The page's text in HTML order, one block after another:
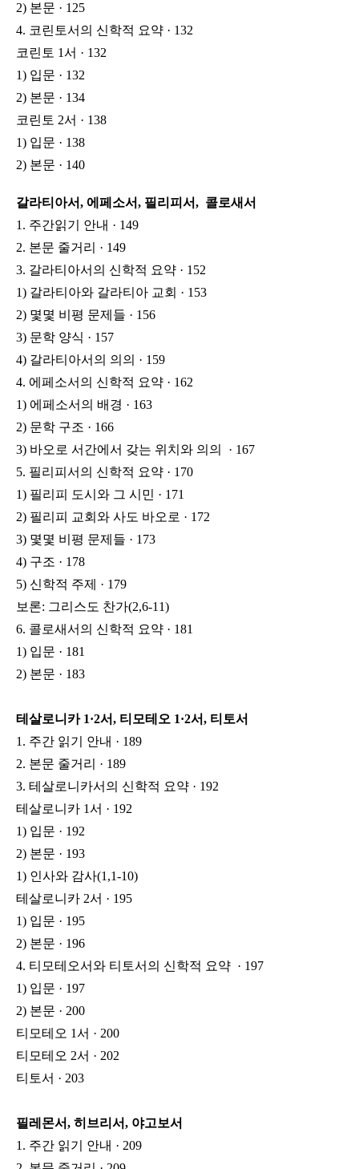
2) 본문 · 125
4. 코린토서의 신학적 요약 · 132
코린토 1서 · 132
1) 입문 · 132
2) 본문 · 134
코린토 2서 · 138
1) 입문 · 138
2) 본문 · 140
갈라티아서, 에페소서, 필리피서, 콜로새서
1. 주간읽기 안내 · 149
2. 본문 줄거리 · 149
3. 갈라티아서의 신학적 요약 · 152
1) 갈라티아와 갈라티아 교회 · 153
2) 몇몇 비평 문제들 · 156
3) 문학 양식 · 157
4) 갈라티아서의 의의 · 159
4. 에페소서의 신학적 요약 · 162
1) 에페소서의 배경 · 163
2) 문학 구조 · 166
3) 바오로 서간에서 갖는 위치와 의의 · 167
5. 필리피서의 신학적 요약 · 170
1) 필리피 도시와 그 시민 · 171
2) 필리피 교회와 사도 바오로 · 172
3) 몇몇 비평 문제들 · 173
4) 구조 · 178
5) 신학적 주제 · 179
보론: 그리스도 찬가(2,6-11)
6. 콜로새서의 신학적 요약 · 181
1) 입문 · 181
2) 본문 · 183
테살로니카 1·2서, 티모테오 1·2서, 티토서
1. 주간 읽기 안내 · 189
2. 본문 줄거리 · 189
3. 테살로니카서의 신학적 요약 · 192
테살로니카 1서 · 192
1) 입문 · 192
2) 본문 · 193
1) 인사와 감사(1,1-10)
테살로니카 2서 · 195
1) 입문 · 195
2) 본문 · 196
4. 티모테오서와 티토서의 신학적 요약 · 197
1) 입문 · 197
2) 본문 · 200
티모테오 1서 · 200
티모테오 2서 · 202
티토서 · 203
필레몬서, 히브리서, 야고보서
1. 주간 읽기 안내 · 209